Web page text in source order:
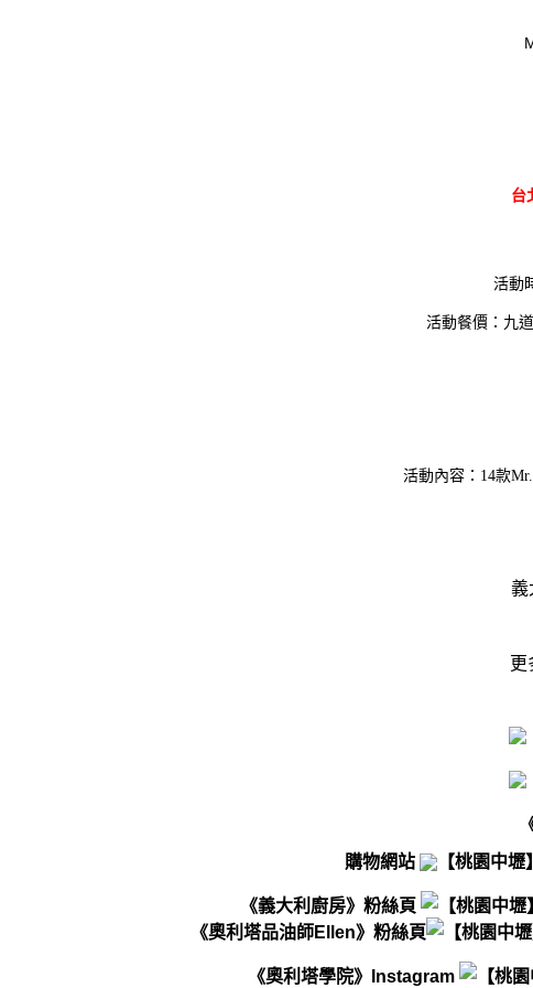
台
活動
活動餐價：九
活動內容：14款
義
更
購物網站
《義大利廚房》粉絲頁
《奧利塔品油師Ellen》粉絲頁
《奧利塔學院》Instagram